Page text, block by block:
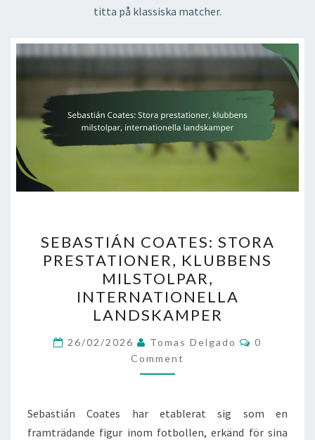
titta på klassiska matcher.
COATES:
STORA
PRESTATIONER,
KLUBBENS
MILSTOLPAR,
INTERNATIONELLA
LANDSKAMPER
SEBASTIÁN COATES: STORA
PRESTATIONER, KLUBBENS
MILSTOLPAR,
INTERNATIONELLA
LANDSKAMPER
26/02/2026 Tomas Delgado Comments
0
Comment
Sebastián Coates har etablerat sig som en
framträdande figur inom fotbollen, erkänd för sina